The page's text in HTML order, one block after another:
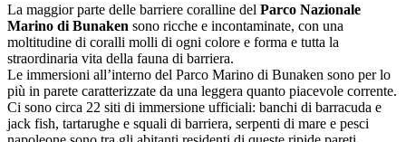
La maggior parte delle barriere coralline del Parco Nazionale
Marino di Bunaken sono ricche e incontaminate, con una
moltitudine di coralli molli di ogni colore e forma e tutta la
straordinaria vita della fauna di barriera.
Le immersioni all’interno del Parco Marino di Bunaken sono per lo
più in parete caratterizzate da una leggera quanto piacevole corrente.
Ci sono circa 22 siti di immersione ufficiali: banchi di barracuda e
jack fish, tartarughe e squali di barriera, serpenti di mare e pesci